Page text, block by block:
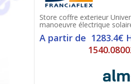
Store coffre exterieur
manoeuvre électrique
A partir de 1283.4€